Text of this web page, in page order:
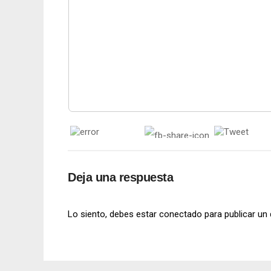
Deja una respuesta
Lo siento, debes estar conectado para publicar un